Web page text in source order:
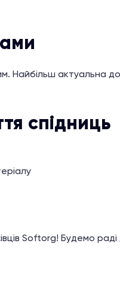
Найбільш актуальна
спідниць
Softorg! Будемо